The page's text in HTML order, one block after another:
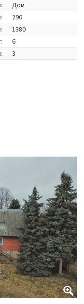
Дом
290
1380
6
3